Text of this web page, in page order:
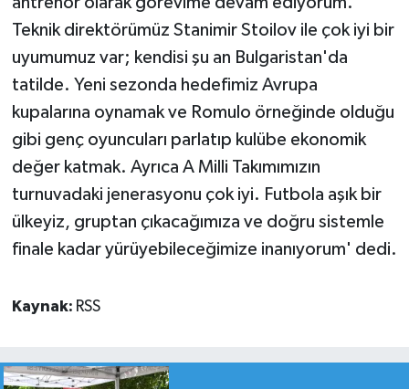
Teknik direktörümüz Stanimir Stoilov ile çok iyi bir
uyumumuz var; kendisi şu an Bulgaristan'da
tatilde. Yeni sezonda hedefimiz Avrupa
kupalarına oynamak ve Romulo örneğinde olduğu
gibi genç oyuncuları parlatıp kulübe ekonomik
değer katmak. Ayrıca A Milli Takımımızın
turnuvadaki jenerasyonu çok iyi. Futbola aşık bir
ülkeyiz, gruptan çıkacağımıza ve doğru sistemle
finale kadar yürüyebileceğimize inanıyorum' dedi.
Kaynak: RSS